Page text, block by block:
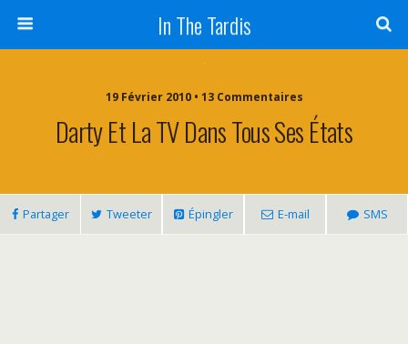
In The Tardis
19 Février 2010 • 13 Commentaires
Darty Et La TV Dans Tous Ses États
Partager Tweeter Épingler E-mail SMS